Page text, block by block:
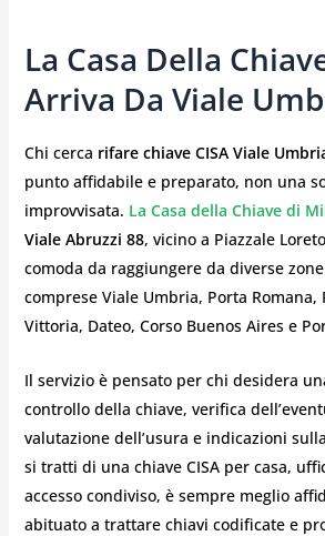
La Casa Della
Arriva Da Viale
Chi cerca rifare chiave CISA Viale
punto affidabile e preparato, non una
improvvisata. La Casa della Chiave di
Viale Abruzzi 88, vicino a Piazzale
comoda da raggiungere da diverse
comprese Viale Umbria, Porta Romana,
Vittoria, Dateo, Corso Buenos Aires e
Il servizio è pensato per chi desidera
controllo della chiave, verifica
valutazione dell’usura e indicazioni
si tratti di una chiave CISA per casa,
accesso condiviso, è sempre meglio
abituato a trattare chiavi codificate e